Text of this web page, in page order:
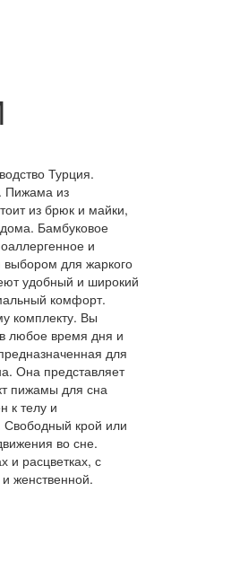
Турция.
Пижама из
из брюк и майки,
Бамбуковое
и
выбором для жаркого
удобный и широкий
комфорт.
комплекту. Вы
любое время дня и
для
Она представляет
пижамы для сна
к телу и
крой или
во сне.
и расцветках, с
женственной.